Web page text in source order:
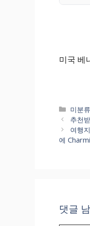
미국 베
카
테
고
리
미분류
추천
여행
에
댓글